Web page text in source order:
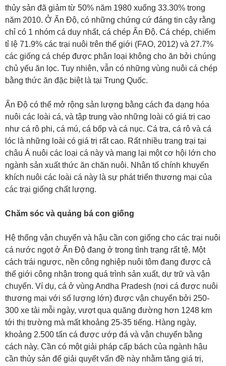
thủy sản đã giảm từ 50% năm 1980 xuống 33.30% trong
năm 2010. Ở Ấn Độ, có những chứng cứ đáng tin cậy rằng
chỉ có 1 nhóm cá duy nhất, cá chép Ấn Độ. Cá chép, chiếm
tỉ lệ 71.9% các trại nuôi trên thế giới (FAO, 2012) và 27.7%
các giống cá chép được phân loại không cho ăn bởi chúng
chủ yếu ăn lọc. Tuy nhiên, vẫn có những vùng nuôi cá chép
bằng thức ăn đặc biệt là tại Trung Quốc.
Ấn Độ có thể mở rộng sản lượng bằng cách đa dạng hóa
nuôi các loài cá, và tập trung vào những loài có giá trị cao
như cá rô phi, cá mú, cá bốp và cá nục. Cá tra, cá rô và cá
lóc là những loài có giá trị rất cao. Rất nhiều trang trại tại
châu Á nuôi các loại cá này và mang lại một cơ hội lớn cho
ngành sản xuất thức ăn chăn nuôi. Nhân tố chính khuyến
khích nuôi các loài cá này là sự phát triển thương mại của
các trại giống chất lượng.
Chăm sóc và quảng bá con giống
Hệ thống vận chuyển và hậu cần con giống cho các trại nuôi
cá nước ngọt ở Ấn Độ đang ở trong tình trạng rất tệ. Một
cách trái ngược, nền công nghiệp nuôi tôm đang được cả
thế giới công nhận trong quá trình sản xuất, dự trữ và vận
chuyển. Ví dụ, cá ở vùng Andha Pradesh (nơi cá được nuôi
thương mại với số lượng lớn) được vận chuyển bởi 250-
300 xe tải mỗi ngày, vượt qua quãng đường hơn 1248 km
tới thị trường mà mất khoảng 25-35 tiếng. Hàng ngày,
khoảng 2.500 tấn cá được ướp đá và vận chuyển bằng
cách này. Cần có một giải pháp cấp bách của ngành hậu
cần thủy sản để giải quyết vấn đề này nhằm tăng giá trị,